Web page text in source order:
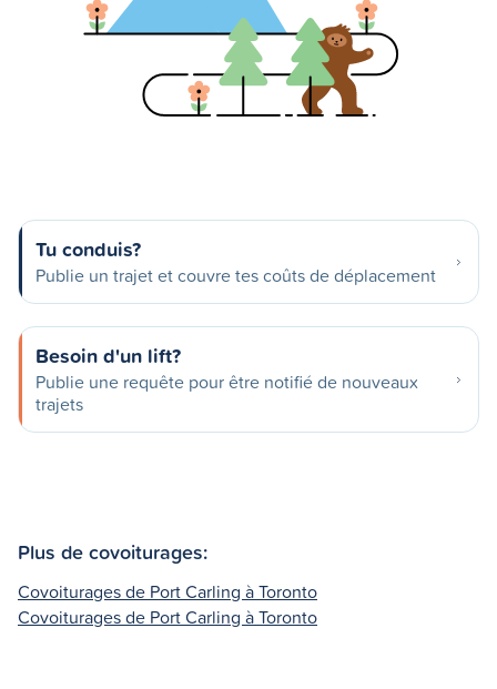
Tu conduis?
Publie un trajet et couvre tes coûts de déplacement
Besoin d'un lift?
Publie une requête pour être notifié de nouveaux
trajets
Plus de covoiturages:
Covoiturages de Port Carling à Toronto
Covoiturages de Port Carling à Toronto